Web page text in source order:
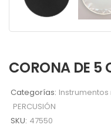
CORONA DE 5
Categorías:
PERCUSIÓN
SKU: 47550